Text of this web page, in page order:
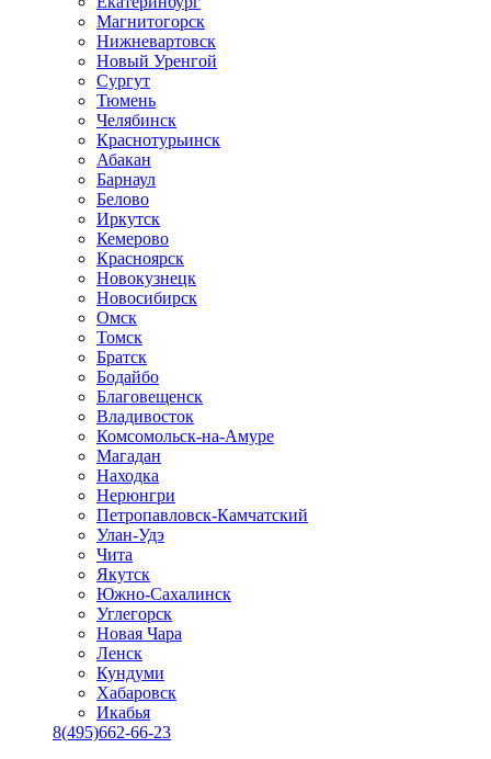
Магнитогорск
Нижневартовск
Новый Уренгой
Сургут
Тюмень
Челябинск
Краснотурьинск
Абакан
Барнаул
Белово
Иркутск
Кемерово
Красноярск
Новокузнецк
Новосибирск
Омск
Томск
Братск
Бодайбо
Благовещенск
Владивосток
Комсомольск-на-Амуре
Магадан
Находка
Нерюнгри
Петропавловск-Камчатский
Улан-Удэ
Чита
Якутск
Южно-Сахалинск
Углегорск
Новая Чара
Ленск
Кундуми
Хабаровск
Икабья
8(495)662-66-23